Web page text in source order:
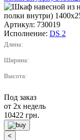
Артикул: 730019
Исполнение: DS 2
Длина:
Ширина:
Высота:
Под заказ
от 2х недель
10422 грн.